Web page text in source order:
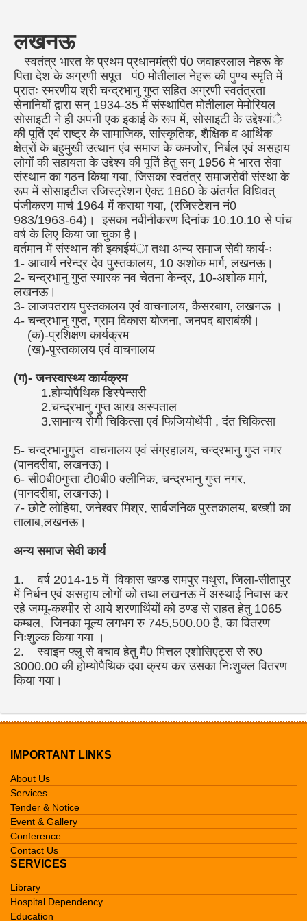
Founder's Message
Member's Detail
Acharya Narendra Dev Library
Chote Lohia Janeshwar Mishra
Pustkalaya
C.B. Gupta Pustkalaya
Lajpat Rai Pustkalaya
Gram Vikas Yojna
Hospital Dependency
Eye, Dental & General Hospital
C.B. Gupta T.B. Hospital
Homeopathic Hospital
Education
Gram Vikas Yojna Training
Institute
C.B.Gupta BSS Mahavidhalaya
Rural Development
Gram Vikas Yojna Avam Sodh
Kendra
CBG Nav Chetna Kendra
Events & Gallery
Contact Us
लखनऊ
स्वतंत्र भारत के प्रथम प्रधानमंत्री पं0 जवाहरलाल नेहरू के
पिता देश के अग्रणी सपूत पं0 मोतीलाल नेहरू की पुण्य स्मृति में
प्रातः स्मरणीय श्री चन्द्रभानु गुप्त सहित अग्रणी स्वतंत्रता
सेनानियों द्वारा सन् 1934-35 में संस्थापित मोतीलाल मेमोरियल
सोसाइटी ने ही अपनी एक इकाई के रूप में, सोसाइटी के उद्देश्यांे
की पूर्ति एवं राष्ट्र के सामाजिक, सांस्कृतिक, शैक्षिक व आर्थिक
क्षेत्रों के बहुमुखी उत्थान एंव समाज के कमजोर, निर्बल एवं असहाय
लोगों की सहायता के उद्देश्य की पूर्ति हेतु सन् 1956 मे भारत सेवा
संस्थान का गठन किया गया, जिसका स्वतंत्र समाजसेवी संस्था के
रूप में सोसाइटीज रजिस्ट्रेशन ऐक्ट 1860 के अंतर्गत विधिवत्
पंजीकरण मार्च 1964 में कराया गया, (रजिस्टेशन नं0
983/1963-64)। इसका नवीनीकरण दिनांक 10.10.10 से पांच
वर्ष के लिए किया जा चुका है।
वर्तमान में संस्थान की इकाईयंा तथा अन्य समाज सेवी कार्य-ः
1- आचार्य नरेन्द्र देव पुस्तकालय, 10 अशोक मार्ग, लखनऊ।
2- चन्द्रभानु गुप्त स्मारक नव चेतना केन्द्र, 10-अशोक मार्ग,
लखनऊ।
3- लाजपतराय पुस्तकालय एवं वाचनालय, कैसरबाग, लखनऊ ।
4- चन्द्रभानु गुप्त, ग्राम विकास योजना, जनपद बाराबंकी।
(क)-प्रशिक्षण कार्यक्रम
(ख)-पुस्तकालय एवं वाचनालय
(ग)- जनस्वास्थ्य कार्यक्रम
1.होम्योपैथिक डिस्पेन्सरी
2.चन्द्रभानु गुप्त आख अस्पताल
3.सामान्य रोगी चिकित्सा एवं फिजियोर्थेपी , दंत चिकित्सा
5- चन्द्रभानुगुप्त वाचनालय एवं संग्रहालय, चन्द्रभानु गुप्त नगर
(पानदरीबा, लखनऊ)।
6- सी0बी0गुप्ता टी0बी0 क्लीनिक, चन्द्रभानु गुप्त नगर,
(पानदरीबा, लखनऊ)।
7- छोटेे लोहिया, जनेश्वर मिश्र, सार्वजनिक पुस्तकालय, बख्शी का
तालाब,लखनऊ।
अन्य समाज सेवी कार्य
1. वर्ष 2014-15 में विकास खण्ड रामपुर मथुरा, जिला-सीतापुर
में निर्धन एवं असहाय लोगों को तथा लखनऊ में अस्थाई निवास कर
रहे जम्मू-कश्मीर से आये शरणार्थियों को ठण्ड से राहत हेतु 1065
कम्बल, जिनका मूल्य लगभग रु 745,500.00 है, का वितरण
निःशुल्क किया गया ।
2. स्वाइन फ्लू से बचाव हेतु मै0 मित्तल एशोसिएट्स से रु0
3000.00 की होम्योपैथिक दवा क्रय कर उसका निःशुक्ल वितरण
किया गया।
IMPORTANT LINKS
About Us
Services
Tender & Notice
Event & Gallery
Conference
Contact Us
SERVICES
Library
Hospital Dependency
Education